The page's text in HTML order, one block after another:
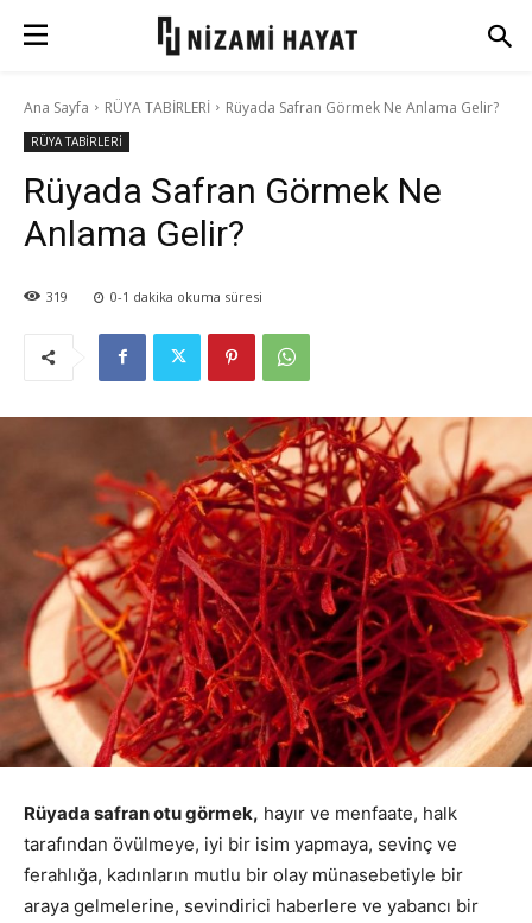
Ana Sayfa RÜYA TABİRLERİ Rüyada Safran Görmek Ne Anlama Gelir?
RÜYA TABİRLERİ
Rüyada Safran Görmek Ne
Anlama Gelir?
319 0-1 dakika okuma süresi
Rüyada safran otu görmek, hayır ve menfaate, halk
tarafından övülmeye, iyi bir isim yapmaya, sevinç ve
ferahlığa, kadınların mutlu bir olay münasebetiyle bir
araya gelmelerine, sevindirici haberlere ve yabancı bir